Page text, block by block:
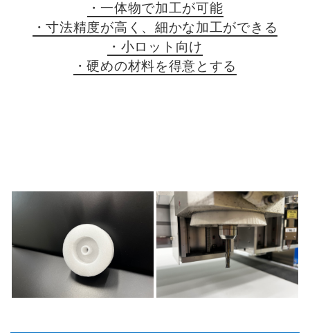
・一体物で加工が可能
・寸法精度が高く、細かな加工ができる
・小ロット向け
・硬めの材料を得意とする